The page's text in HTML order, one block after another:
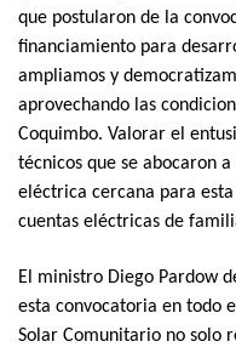
que postularon de la
financiamiento para
ampliamos y
aprovechando las
Coquimbo. Valorar el
técnicos que se abocaron
eléctrica cercana para
cuentas eléctricas de
El ministro Diego Pardow
esta convocatoria en todo
Solar Comunitario no solo